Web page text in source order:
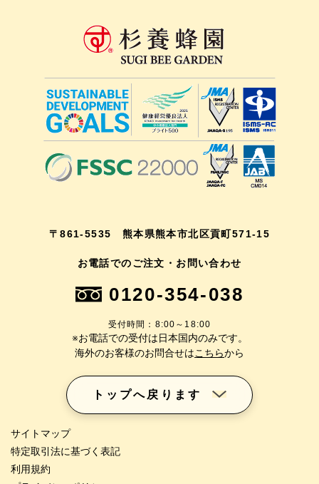
〒861-5535 熊本県熊本市北区貢町571-15
お電話でのご注文・お問い合わせ
0120-354-038
受付時間：8:00～18:00
※お電話での受付は日本国内のみです。
海外のお客様のお問合せはこちらから
トップへ戻ります
サイトマップ
特定取引法に基づく表記
利用規約